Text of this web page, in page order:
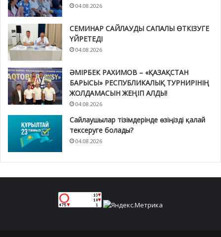
04.08.2026
СЕМИНАР САЙЛАУДЫ САПАЛЫ ӨТКІЗУГЕ
ҮЙРЕТЕДІ
04.08.2026
ӘМІРБЕК РАХИМОВ – «ҚАЗАҚСТАН
БАРЫСЫ» РЕСПУБЛИКАЛЫҚ ТУРНИРІНІҢ
ЖОЛДАМАСЫН ЖЕҢІП АЛДЫ!
04.08.2026
Сайлаушылар тізімдерінде өзіңізді қалай
тексеруге болады?
04.08.2026